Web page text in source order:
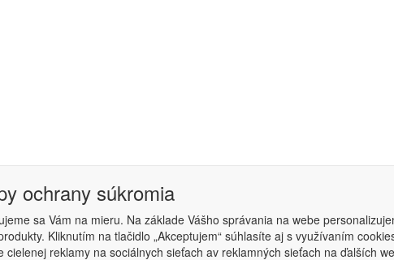
|Nastavenie súkromia
ochrany súkromia
sa Vám na mieru. Na základe Vášho správania na webe
Kliknutím na tlačidlo „Akceptujem“ súhlasíte aj s využívaním
cielenej reklamy na sociálnych sieťach av reklamných sieťach na ďalších